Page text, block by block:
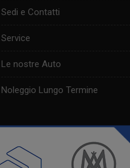
Sedi e Contatti
Service
Le nostre Auto
Noleggio Lungo Termine